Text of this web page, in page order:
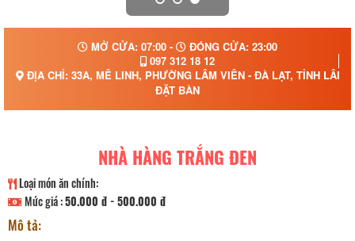
MỞ CỬA: 07:00 -
ĐÓNG CỬA: 23:00
097 312 18 12
ĐỊA CHỈ: 33A, MÊ LINH, PHƯỜNG LÂM VIÊN - ĐÀ LẠT, TỈNH LÂM
ĐẶT BÀN
NHÀ HÀNG TRẮNG ĐEN
Loại món ăn chính:
Mức giá :50.000 đ - 500.000 đ
Mô tả: